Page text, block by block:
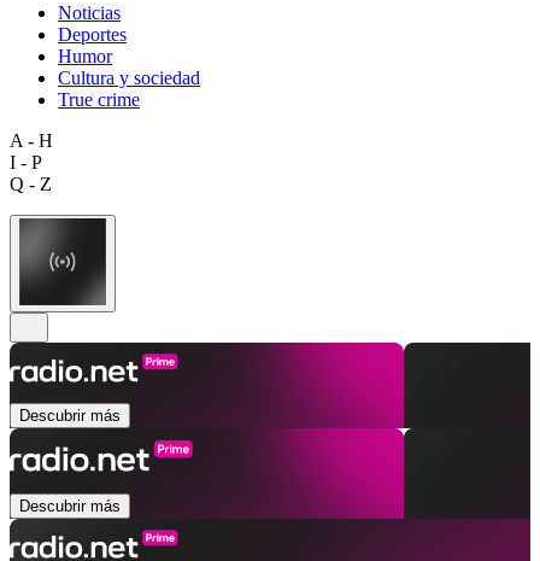
Noticias
Deportes
Humor
Cultura y sociedad
True crime
A - H
I - P
Q - Z
Descubrir más
Descubrir más